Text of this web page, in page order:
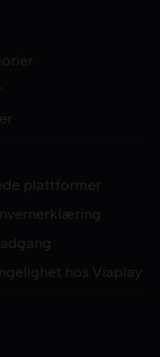
plattformer
hos Viaplay